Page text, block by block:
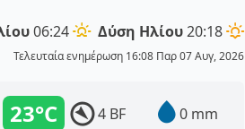
06:24 Δύση Ηλίου20:18
Τελευταία ενημέρωση 16:08 Παρ 07 Αυγ, 2026
23°C 4 BF 0 mm